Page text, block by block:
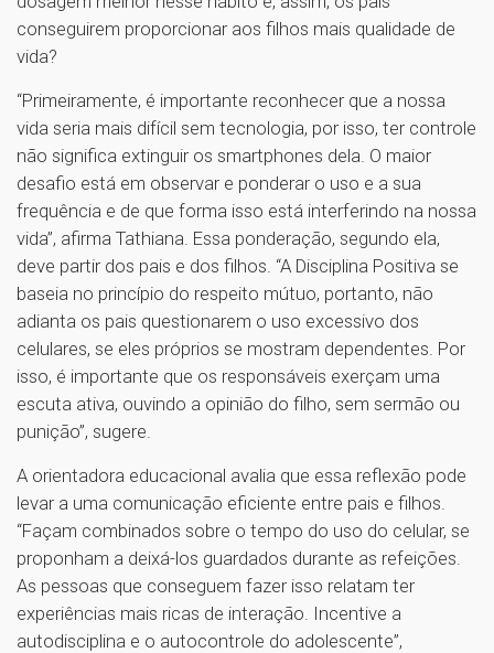
conseguirem proporcionar aos filhos mais qualidade de
vida?
“Primeiramente, é importante reconhecer que a nossa
vida seria mais difícil sem tecnologia, por isso, ter controle
não significa extinguir os smartphones dela. O maior
desafio está em observar e ponderar o uso e a sua
frequência e de que forma isso está interferindo na nossa
vida”, afirma Tathiana. Essa ponderação, segundo ela,
deve partir dos pais e dos filhos. “A Disciplina Positiva se
baseia no princípio do respeito mútuo, portanto, não
adianta os pais questionarem o uso excessivo dos
celulares, se eles próprios se mostram dependentes. Por
isso, é importante que os responsáveis exerçam uma
escuta ativa, ouvindo a opinião do filho, sem sermão ou
punição”, sugere.
A orientadora educacional avalia que essa reflexão pode
levar a uma comunicação eficiente entre pais e filhos.
“Façam combinados sobre o tempo do uso do celular, se
proponham a deixá-los guardados durante as refeições.
As pessoas que conseguem fazer isso relatam ter
experiências mais ricas de interação. Incentive a
autodisciplina e o autocontrole do adolescente”,